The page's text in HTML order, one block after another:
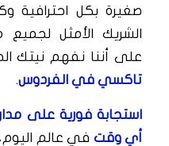
صغيرة بكل احترافية
الشريك الأمثل لجميع
على أننا نفهم نيتك
تاكسي في الفردوس.
استجابة فورية على
أي وقت في عالم